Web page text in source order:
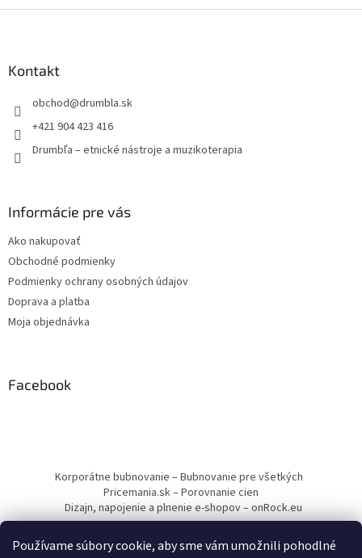
Používame súbory cookie, aby sme vám umožnili pohodlné
Kontakt
obchod@drumbla.sk
+421 904 423 416
Drumbľa – etnické nástroje a muzikoterapia
Informácie pre vás
Ako nakupovať
Obchodné podmienky
Podmienky ochrany osobných údajov
Doprava a platba
Moja objednávka
Facebook
Korporátne bubnovanie – Bubnovanie pre všetkých
Pricemania.sk – Porovnanie cien
Dizajn, napojenie a plnenie e-shopov – onRock.eu